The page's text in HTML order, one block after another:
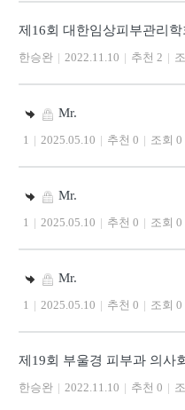
제16회 대한임상피부관리
한승완 | 2022.11.10 | 추천 2 |
Mr.
1 | 2025.05.10 | 추천 0 | 조회 0
Mr.
1 | 2025.05.10 | 추천 0 | 조회 0
Mr.
1 | 2025.05.10 | 추천 0 | 조회 0
제19회 부울경 피부과 의사
한승완 | 2022.11.10 | 추천 0 |